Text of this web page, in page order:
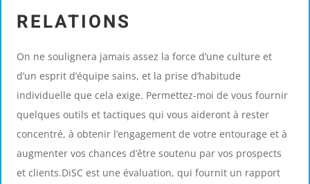
RELATIONS
On ne soulignera jamais assez la force d’une culture et
d’un esprit d’équipe sains, et la prise d’habitude
individuelle que cela exige. Permettez-moi de vous fournir
quelques outils et tactiques qui vous aideront à rester
concentré, à obtenir l’engagement de votre entourage et à
augmenter vos chances d’être soutenu par vos prospects
et clients.DiSC est une évaluation, qui fournit un rapport